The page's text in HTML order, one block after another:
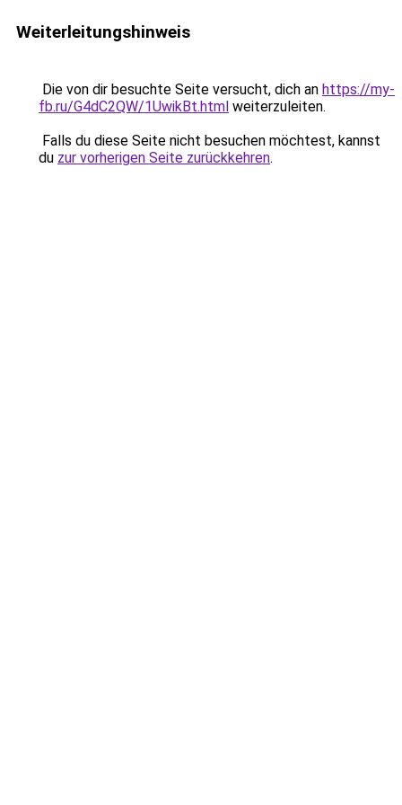
Weiterleitungshinweis
Die von dir besuchte Seite versucht, dich an https://my-
fb.ru/G4dC2QW/1UwikBt.html weiterzuleiten.
Falls du diese Seite nicht besuchen möchtest, kannst
du zur vorherigen Seite zurückkehren.